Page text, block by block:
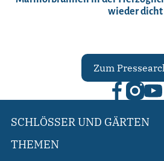
wieder dicht
Zum
SCHLÖSSER UND GÄRTEN
THEMEN